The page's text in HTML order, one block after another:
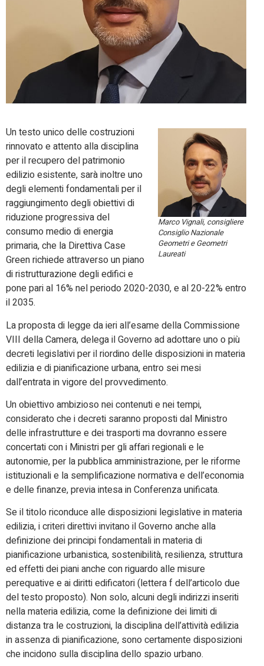
Marco Vignali, consigliere
Consiglio Nazionale
Geometri e Geometri
Laureati
Un testo unico delle costruzioni
rinnovato e attento alla disciplina
per il recupero del patrimonio
edilizio esistente, sarà inoltre uno
degli elementi fondamentali per il
raggiungimento degli obiettivi di
riduzione progressiva del
consumo medio di energia
primaria, che la Direttiva Case
Green richiede attraverso un piano
di ristrutturazione degli edifici e
pone pari al 16% nel periodo 2020-2030, e al 20-22% entro
il 2035.
La proposta di legge da ieri all’esame della Commissione
VIII della Camera, delega il Governo ad adottare uno o più
decreti legislativi per il riordino delle disposizioni in materia
edilizia e di pianificazione urbana, entro sei mesi
dall’entrata in vigore del provvedimento.
Un obiettivo ambizioso nei contenuti e nei tempi,
considerato che i decreti saranno proposti dal Ministro
delle infrastrutture e dei trasporti ma dovranno essere
concertati con i Ministri per gli affari regionali e le
autonomie, per la pubblica amministrazione, per le riforme
istituzionali e la semplificazione normativa e dell’economia
e delle finanze, previa intesa in Conferenza unificata.
Se il titolo riconduce alle disposizioni legislative in materia
edilizia, i criteri direttivi invitano il Governo anche alla
definizione dei principi fondamentali in materia di
pianificazione urbanistica, sostenibilità, resilienza, struttura
ed effetti dei piani anche con riguardo alle misure
perequative e ai diritti edificatori (lettera f dell’articolo due
del testo proposto). Non solo, alcuni degli indirizzi inseriti
nella materia edilizia, come la definizione dei limiti di
distanza tra le costruzioni, la disciplina dell’attività edilizia
in assenza di pianificazione, sono certamente disposizioni
che incidono sulla disciplina dello spazio urbano.